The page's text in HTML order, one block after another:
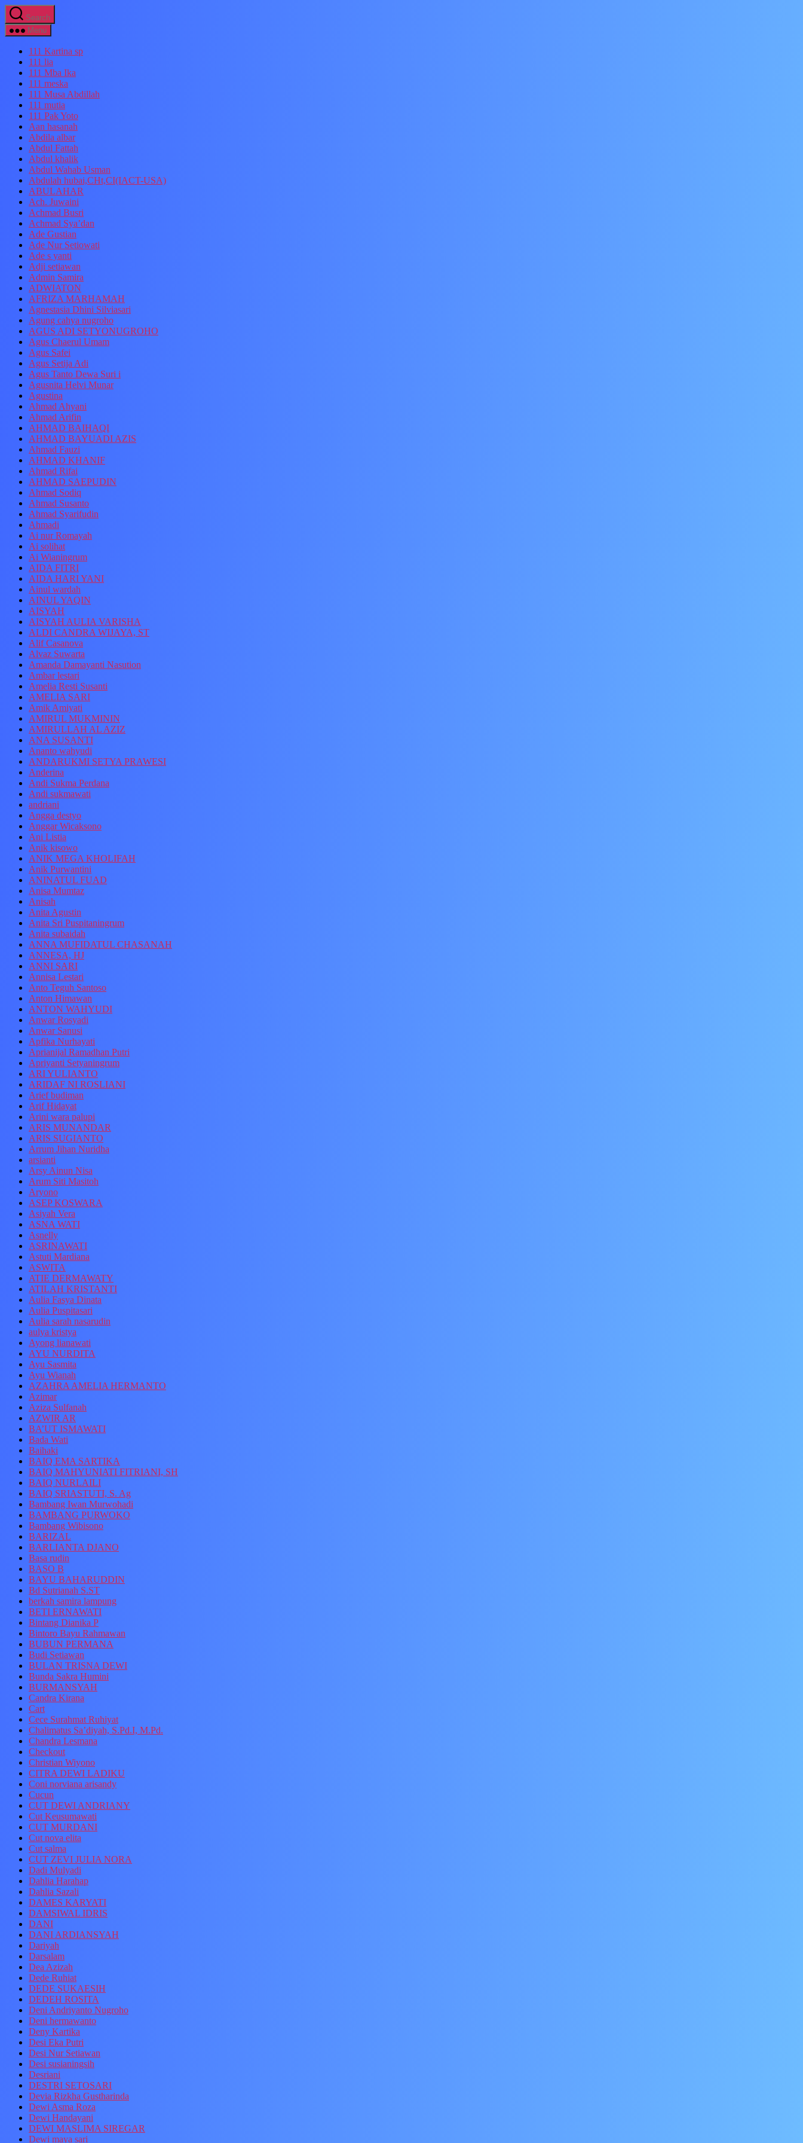
Search
Menu
111 Kartina sp
111 lia
111 Mba Ika
111 meska
111 Musa Abdillah
111 mutia
111 Pak Yoto
Aan hasanah
Abdila albar
Abdul Fattah
Abdul khalik
Abdul Wahab Usman
Abdulah hubai,CHt,CI(IACT-USA)
ABULAHAR
Ach. Juwaini
Achmad Busri
Achmad Sya’dan
Ade Gustian
Ade Nur Setiowati
Ade s yanti
Adji setiawan
Admin Samira
ADWIATON
AFRIZA MARHAMAH
Agnestasia Dhini Silviasari
Agung cahya nugroho
AGUS ADI SETYONUGROHO
Agus Chaerul Umam
Agus Safei
Agus Setija Adi
Agus Tanto Dewa Suri i
Agusnita Helvi Munar
Agustina
Ahmad Ahyani
Ahmad Arifin
AHMAD BAIHAQI
AHMAD BAYUADI AZIS
Ahmad Fauzi
AHMAD KHANIF
Ahmad Rifai
AHMAD SAEPUDIN
Ahmad Sodiq
Ahmad Susanto
Ahmad Syarifudin
Ahmadi
Ai nur Romayah
Ai solihat
Ai Wianingrum
AIDA FITRI
AIDA HARI YANI
Ainul wardah
AINUL YAQIN
AISYAH
AISYAH AULIA VARISHA
ALDI CANDRA WIJAYA, ST
Alif Casanova
Alvaz Suwarta
Amanda Damayanti Nasution
Ambar lestari
Amelia Resti Susanti
AMELIA SARI
Amik Amiyati
AMIRUL MUKMININ
AMIRULLAH AL AZIZ
ANA SUSANTI
Ananto wahyudi
ANDARUKMI SETYA PRAWESI
Anderina
Andi Sukma Perdana
Andi sukmawati
andriani
Angga destyo
Anggar Wicaksono
Ani Listia
Anik kisowo
ANIK MEGA KHOLIFAH
Anik Purwantini
ANINATUL FUAD
Anisa Mumtaz
Anisah
Anita Agustin
Anita Sri Puspitaningrum
Anita subaidah
ANNA MUFIDATUL CHASANAH
ANNESA, HJ
ANNI SARI
Annisa Lestari
Anto Teguh Santoso
Anton Himawan
ANTON WAHYUDI
Anwar Rosyadi
Anwar Sanusi
Apfika Nurhayati
Aprianijal Ramadhan Putri
Apriyanti Setyaningrum
ARI YULIANTO
ARIDAF NI ROSLIANI
Arief budiman
Arif Hidayat
Arini wara palupi
ARIS MUNANDAR
ARIS SUGIANTO
Arrum Jihan Nuridha
arsianti
Arsy Ainun Nisa
Arum Siti Masitoh
Aryono
ASEP KOSWARA
Asiyah Vera
ASNA WATI
Asnelly
ASRINAWATI
Astuti Mardiana
ASWITA
ATIE DERMAWATY
ATILAH KRISTANTI
Aulia Fasya Dinata
Aulia Puspitasari
Aulia sarah nasarudin
aulya kristya
Ayong lianawati
AYU NURDITA
Ayu Sasmita
Ayu Wianah
AZAHRA AMELIA HERMANTO
Azimar
Aziza Sulfanah
AZWIR AR
BA’UT ISMAWATI
Bada Wati
Baihaki
BAIQ EMA SARTIKA
BAIQ MAHYUNIATI FITRIANI, SH
BAIQ NURLAILI
BAIQ SRIASTUTI, S. Ag
Bambang Iwan Murwohadi
BAMBANG PURWOKO
Bambang Wibisono
BARIZAL
BARLIANTA DJANO
Basa rudin
BASO B
BAYU BAHARUDDIN
Bd Sutrianah S.ST
berkah samira lampung
BETI ERNAWATI
Bintang Dianika P
Bintoro Bayu Rahmawan
BUBUN PERMANA
Budi Setiawan
BULAN TRISNA DEWI
Bunda Sakra Humini
BURMANSYAH
Candra Kirana
Cart
Cece Surahmat Ruhiyat
Chalimatus Sa’diyah, S.Pd.I, M.Pd.
Chandra Lesmana
Checkout
Christian Wiyono
CITRA DEWI LADIKU
Coni norviana arisandy
Cucun
CUT DEWI ANDRIANY
Cut Keusumawati
CUT MURDANI
Cut nova elita
Cut salma
CUT ZEVI JULIA NORA
Dadi Mulyadi
Dahlia Harahap
Dahlia Sazali
DAMES KARYATI
DAMSIWAL IDRIS
DANI
DANI ARDIANSYAH
Dariyah
Darsalam
Dea Azizah
Dede Ruhiat
DEDE SUKAESIH
DEDEH ROSITA
Deni Andriyanto Nugroho
Deni hermawanto
Deny Kartika
Desi Eka Putri
Desi Nur Setiawan
Desi susianingsih
Desriani
DESTRI SETOSARI
Devia Rizkha Gustharinda
Dewi Asma Roza
Dewi Handayani
DEWI MASLIMA SIREGAR
Dewi maya sari